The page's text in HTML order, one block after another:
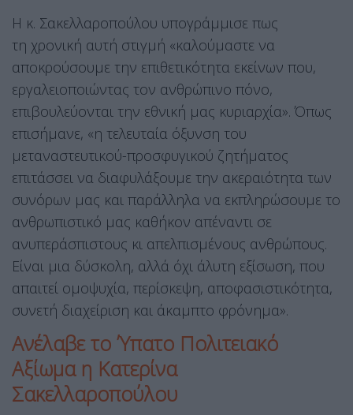
Η κ. Σακελλαροπούλου υπογράμμισε πως
τη χρονική αυτή στιγμή «καλούμαστε να
αποκρούσουμε την επιθετικότητα εκείνων που,
εργαλειοποιώντας τον ανθρώπινο πόνο,
επιβουλεύονται την εθνική μας κυριαρχία». Όπως
επισήμανε, «η τελευταία όξυνση του
μεταναστευτικού-προσφυγικού ζητήματος
επιτάσσει να διαφυλάξουμε την ακεραιότητα των
συνόρων μας και παράλληλα να εκπληρώσουμε το
ανθρωπιστικό μας καθήκον απέναντι σε
ανυπεράσπιστους κι απελπισμένους ανθρώπους.
Είναι μια δύσκολη, αλλά όχι άλυτη εξίσωση, που
απαιτεί ομοψυχία, περίσκεψη, αποφασιστικότητα,
συνετή διαχείριση και άκαμπτο φρόνημα».
Aνέλαβε το Ύπατο Πολιτειακό
Αξίωμα η Κατερίνα
Σακελλαροπούλου